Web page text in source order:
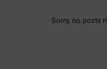
Sorry, no posts